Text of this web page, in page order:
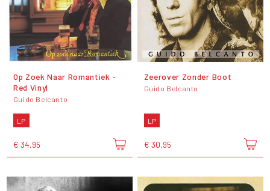
Op Zoek Naar Romantiek -
Red Vinyl
Guido Belcanto
LP
€ 34,95
Zeerover Zonder Boot
Guido Belcanto
LP
€ 30,95